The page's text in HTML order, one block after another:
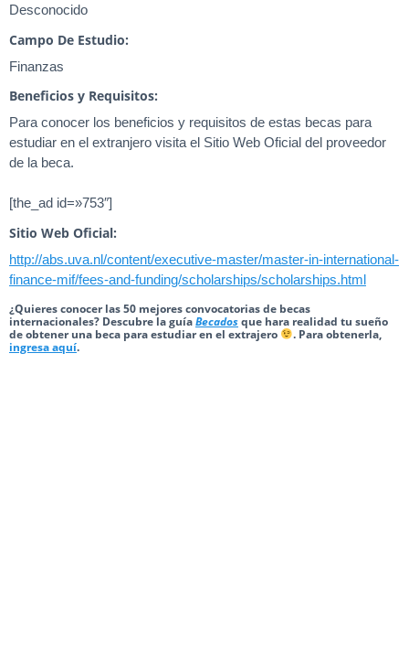
Desconocido
Campo De Estudio:
Finanzas
Beneficios y Requisitos:
Para conocer los beneficios y requisitos de estas becas para
estudiar en el extranjero visita el Sitio Web Oficial del proveedor
de la beca.
[the_ad id=»753″]
Sitio Web Oficial:
http://abs.uva.nl/content/executive-master/master-in-international-
finance-mif/fees-and-funding/scholarships/scholarships.html
¿Quieres conocer las 50 mejores convocatorias de becas
internacionales? Descubre la guíaBecadosque hara realidad tu sueño
de obtener una beca para estudiar en el extrajero
. Para obtenerla,
ingresa aquí.